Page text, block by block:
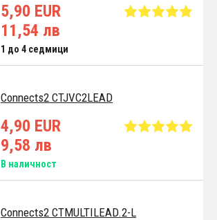
5,90 EUR
11,54 лв
1 до 4 седмици
Connects2 CTJVC2LEAD
4,90 EUR
9,58 лв
В наличност
Connects2 CTMULTILEAD.2-L